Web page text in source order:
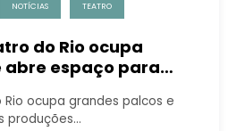
NOTÍCIAS TEATRO
do Rio ocupa
abre espaço para
ocupa grandes palcos e
produções…